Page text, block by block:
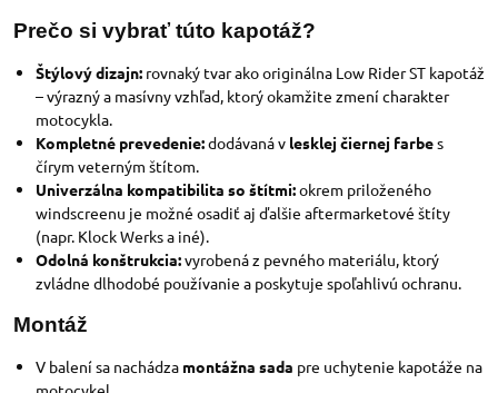
Prečo si vybrať túto kapotáž?
Štýlový dizajn: rovnaký tvar ako originálna Low Rider ST kapotáž
– výrazný a masívny vzhľad, ktorý okamžite zmení charakter
motocykla.
Kompletné prevedenie:dodávaná v lesklej čiernej farbes
čírym veterným štítom.
Univerzálna kompatibilita so štítmi:okrem priloženého
windscreenu je možné osadiť aj ďalšie aftermarketové štíty
(napr. Klock Werks a iné).
Odolná konštrukcia:vyrobená z pevného materiálu, ktorý
zvládne dlhodobé používanie a poskytuje spoľahlivú ochranu.
Montáž
V balení sa nachádza montážna sada pre uchytenie kapotáže na